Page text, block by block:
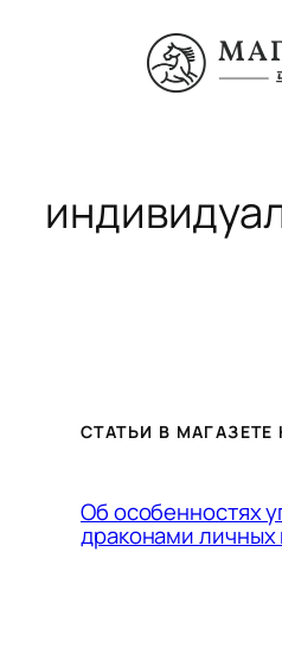
содержимому
СТАТЬИ В МАГАЗЕТЕ
Об особенностях
драконами